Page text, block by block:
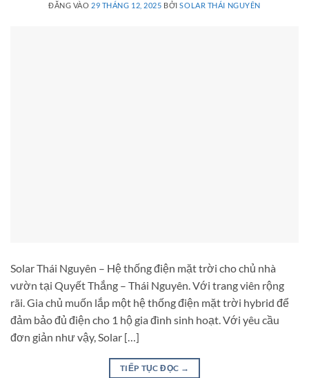
ĐĂNG VÀO 29 THÁNG 12, 2025 BỞISOLAR THÁI NGUYÊN
Solar Thái Nguyên – Hệ thống điện mặt trời cho chủ nhà
vườn tại Quyết Thắng – Thái Nguyên. Với trang viên rộng
rãi. Gia chủ muốn lắp một hệ thống điện mặt trời hybrid để
đảm bảo đủ điện cho 1 hộ gia đình sinh hoạt. Với yêu cầu
đơn giản như vậy, Solar […]
TIẾP TỤC ĐỌC →